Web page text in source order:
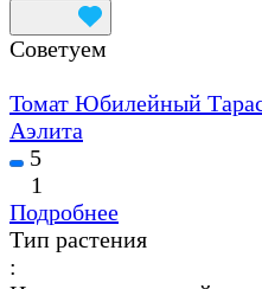
Советуем
Томат Юбилейный
Аэлита
5
1
Подробнее
Тип растения
: